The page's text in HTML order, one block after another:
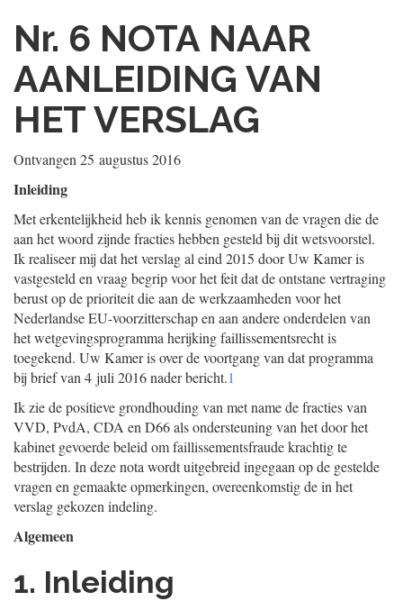
Nr. 6 NOTA NAAR
AANLEIDING VAN
HET VERSLAG
Ontvangen 25 augustus 2016
Inleiding
Met erkentelijkheid heb ik kennis genomen van de vragen die de
aan het woord zijnde fracties hebben gesteld bij dit wetsvoorstel.
Ik realiseer mij dat het verslag al eind 2015 door Uw Kamer is
vastgesteld en vraag begrip voor het feit dat de ontstane vertraging
berust op de prioriteit die aan de werkzaamheden voor het
Nederlandse EU-voorzitterschap en aan andere onderdelen van
het wetgevingsprogramma herijking faillissementsrecht is
toegekend. Uw Kamer is over de voortgang van dat programma
bij brief van 4 juli 2016 nader bericht.1
Ik zie de positieve grondhouding van met name de fracties van
VVD, PvdA, CDA en D66 als ondersteuning van het door het
kabinet gevoerde beleid om faillissementsfraude krachtig te
bestrijden. In deze nota wordt uitgebreid ingegaan op de gestelde
vragen en gemaakte opmerkingen, overeenkomstig de in het
verslag gekozen indeling.
Algemeen
1. Inleiding